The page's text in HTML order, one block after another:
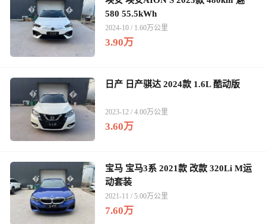
580 55.5kWh
2024-10 / 1.60万公里
3.90万
日产 日产骐达 2024款 1.6L 酷动版
2023-12 / 4.00万公里
3.60万
宝马 宝马3系 2021款 改款 320Li M运
动套装
2021-11 / 5.00万公里
7.60万